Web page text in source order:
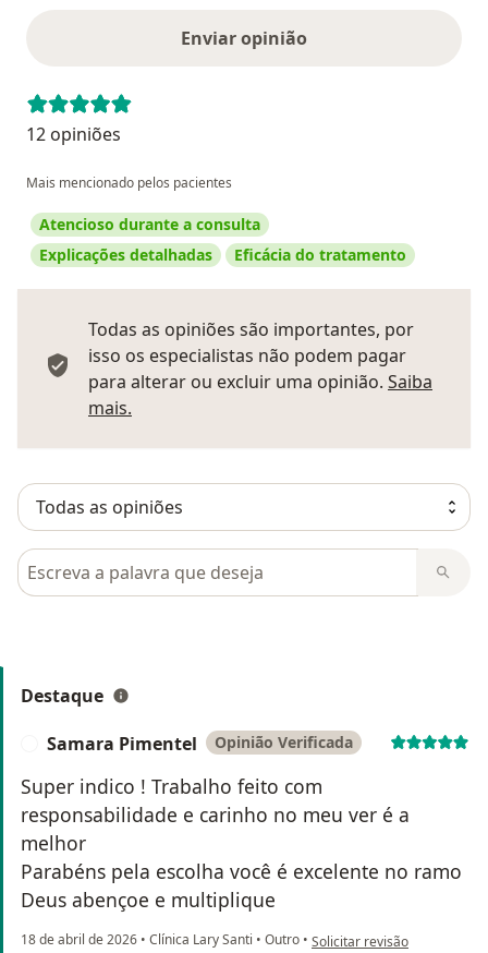
Enviar opinião
12 opiniões
Mais mencionado pelos pacientes
Atencioso durante a consulta
Explicações detalhadas
Eficácia do tratamento
Todas as opiniões são importantes, por
isso os especialistas não podem pagar
para alterar ou excluir uma opinião. Saiba
mais.
Pesquisar em opiniões
Destaque
Samara Pimentel Opinião Verificada
Super indico ! Trabalho feito com
responsabilidade e carinho no meu ver é a
melhor
Parabéns pela escolha você é excelente no ramo
Deus abençoe e multiplique
18 de abril de 2026 • Clínica Lary Santi • Outro • na opinião do utilizador
Solicitar revisão